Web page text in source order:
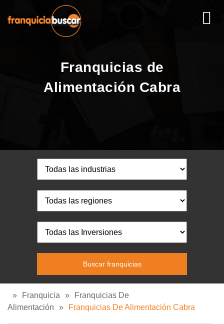
Franquicias de
Alimentación Cabra
» Franquicia »
Franquicias De
Alimentación
» Franquicias De Alimentación Cabra